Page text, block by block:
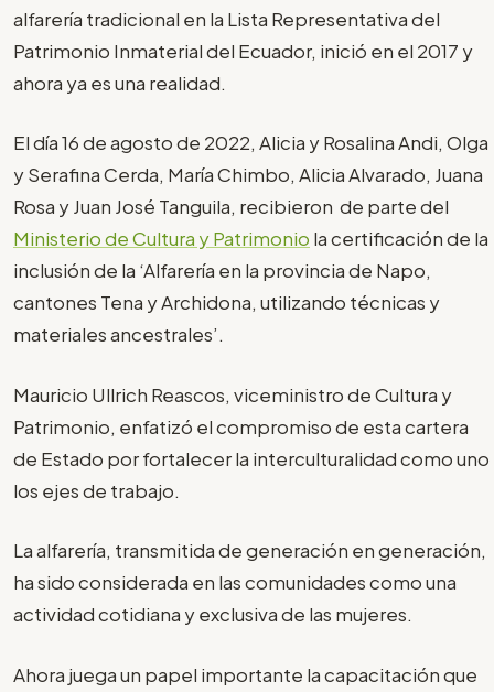
alfarería tradicional en la Lista Representativa del
Patrimonio Inmaterial del Ecuador, inició en el 2017 y
ahora ya es una realidad.
El día 16 de agosto de 2022, Alicia y Rosalina Andi, Olga
y Serafina Cerda, María Chimbo, Alicia Alvarado, Juana
Rosa y Juan José Tanguila, recibieron de parte del
Ministerio de Cultura y Patrimonio la certificación de la
inclusión de la ‘Alfarería en la provincia de Napo,
cantones Tena y Archidona, utilizando técnicas y
materiales ancestrales’.
Mauricio Ullrich Reascos, viceministro de Cultura y
Patrimonio, enfatizó el compromiso de esta cartera
de Estado por fortalecer la interculturalidad como uno
los ejes de trabajo.
La alfarería, transmitida de generación en generación,
ha sido considerada en las comunidades como una
actividad cotidiana y exclusiva de las mujeres.
Ahora juega un papel importante la capacitación que